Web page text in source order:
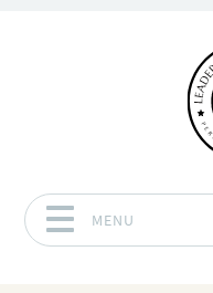
MENU